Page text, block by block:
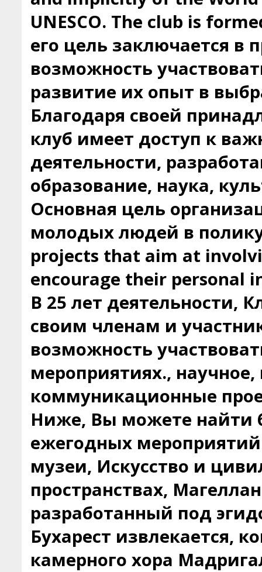
UNESCO. The club is
его цель заключается в
возможность
развитие их опыт в
Благодаря своей
клуб имеет доступ к
деятельности,
образование, наука,
Основная цель
молодых людей в
projects that aim at
encourage their personal
В 25 лет деятельности,
своим членам и
возможность
мероприятиях.,
коммуникационные
Ниже, Вы можете найти
ежегодных
музеи, Искусство и
пространствах,
разработанный под
Бухарест извлекается,
камерного хора